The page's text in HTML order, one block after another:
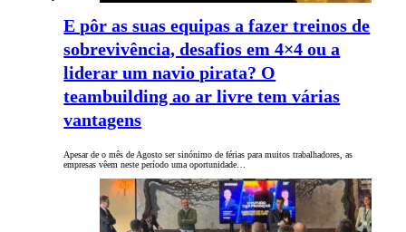
E pôr as suas equipas a fazer treinos de
sobrevivência, desafios em 4×4 ou a
liderar um navio pirata? O
teambuilding ao ar livre tem várias
vantagens
Apesar de o mês de Agosto ser sinónimo de férias para muitos trabalhadores, as
empresas vêem neste período uma oportunidade…